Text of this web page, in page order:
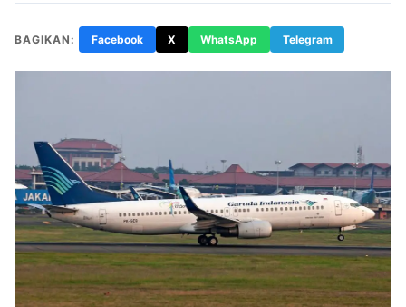
BAGIKAN: Facebook X WhatsApp Telegram